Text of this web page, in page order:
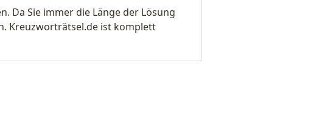
Da Sie immer die Länge der Lösung
Kreuzworträtsel.de ist komplett